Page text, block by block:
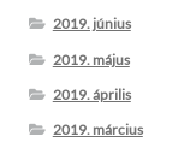
2019. június
2019. május
2019. április
2019. március